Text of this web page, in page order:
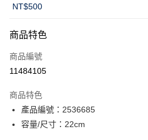
品不提供破損保證)
NT$500
商品特色
商品編號
11484105
商品特色
產品編號：2536685
容量/尺寸：22cm